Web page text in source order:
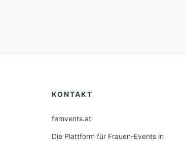
KONTAKT
femvents.at
Die Plattform für Frauen-Events in